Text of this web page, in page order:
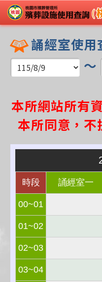
誦經室使用
～
本所網站所有
本所同意，不
時段 誦經室一
00~01
01~02
02~03
03~04